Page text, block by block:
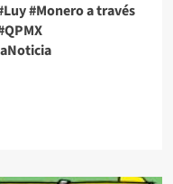
#Monero a través